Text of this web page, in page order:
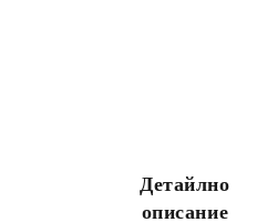
Детайлно
описание